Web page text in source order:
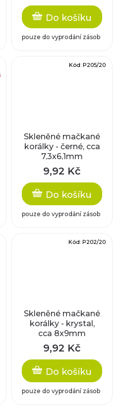
Do košíku
pouze do vyprodání zásob
Skleněné mačkané
korálky - černé, cca
7,3x6,1mm
9,92 Kč
Do košíku
pouze do vyprodání zásob
Kód: P205/20
Skleněné mačkané
korálky - krystal,
cca 8x9mm
9,92 Kč
Do košíku
pouze do vyprodání zásob
Kód: P202/20